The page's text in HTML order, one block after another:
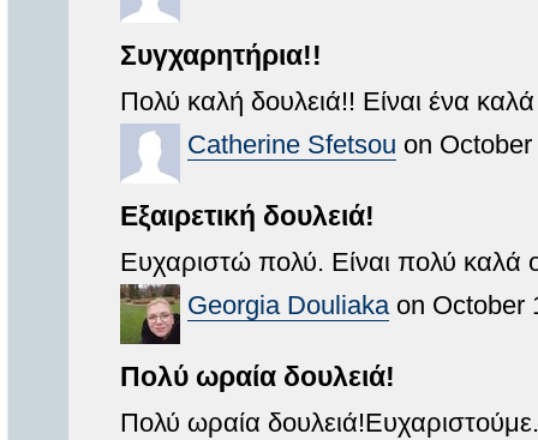
Συγχαρητήρια!!
Πολύ καλή δουλειά!! Είναι ένα
Catherine Sfetsou on
Εξαιρετική δουλειά!
Ευχαριστώ πολύ. Είναι πολύ καλά
Georgia Douliakaon October
Πολύ ωραία δουλειά!
Πολύ ωραία δουλειά!Ευχαριστούμε.